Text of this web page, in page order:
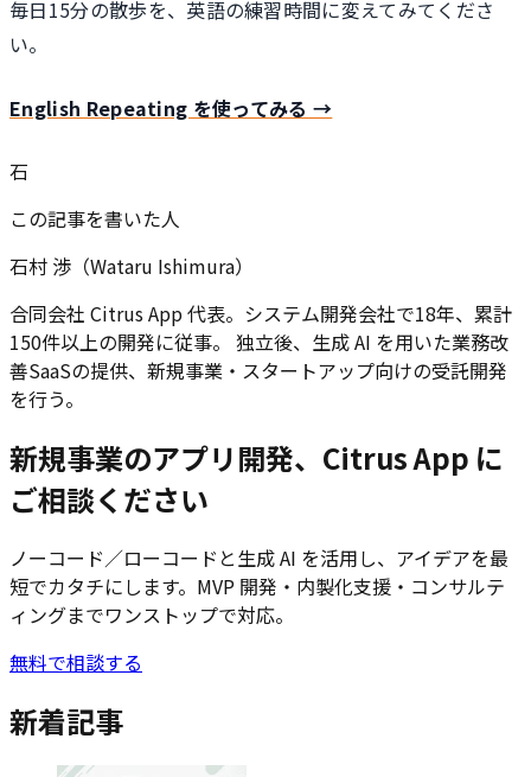
毎日15分の散歩を、英語の練習時間に変えてみてくださ
い。
English Repeating を使ってみる →
石
この記事を書いた人
石村 渉（Wataru Ishimura）
合同会社 Citrus App 代表。システム開発会社で18年、累計
150件以上の開発に従事。 独立後、生成 AI を用いた業務改
善SaaSの提供、新規事業・スタートアップ向けの受託開発
を行う。
新規事業のアプリ開発、Citrus App に
ご相談ください
ノーコード／ローコードと生成 AI を活用し、アイデアを最
短でカタチにします。MVP 開発・内製化支援・コンサルテ
ィングまでワンストップで対応。
無料で相談する
新着記事